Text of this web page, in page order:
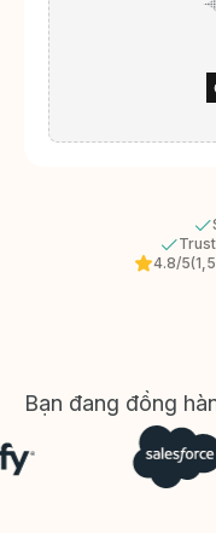
4.8/5
Bạn đang đồng